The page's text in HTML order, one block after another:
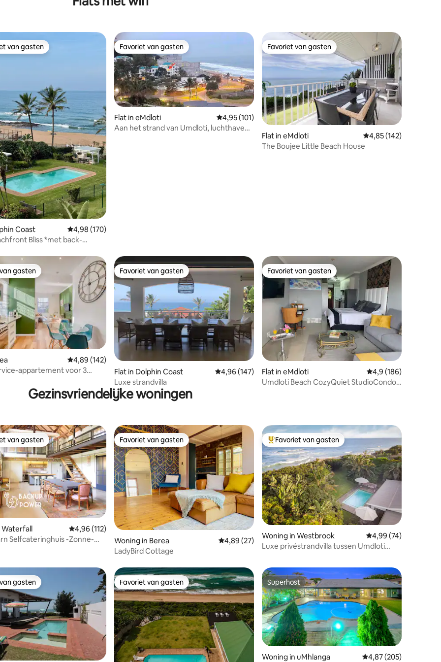
van 4,8 op 5, 145 recensies
van gasten
van gasten
Coast Gemiddelde beoordeling van 4,98 op 5, 170 recensies
4,98 (170)
Bliss *met back-
Favoriet van gasten
Favoriet van gasten
Flat in eMdloti Gemiddelde beoordeling van 4,95 op 5, 101 recensies
4,95 (101)
Aan het strand van Umdloti, luchthaven
Favoriet van gasten
Favoriet van gasten
Flat in eMdloti Gemiddelde
4,85 (142)
The Boujee Little Beach House
van 4,8 op 5, 260 recensies
gasten
gasten
Gemiddelde beoordeling van 4,89 op 5, 142 recensies
4,89 (142)
appartement voor 3
Favoriet van gasten
Favoriet van gasten
Flat in Dolphin Coast Gemiddelde beoordeling van 4,96 op 5, 147 recensies
4,96 (147)
Luxe strandvilla
Favoriet van gasten
Favoriet van gasten
Flat in eMdloti Gemiddelde
4,9 (186)
Umdloti Beach CozyQuiet StudioCondo
Gezinsvriendelijke woningen
van 4,88 op 5, 232 recensies
van gasten
van gasten
Waterfall Gemiddelde beoordeling van 4,96 op 5, 112 recensies
4,96 (112)
Selfcateringhuis -Zonne-
Favoriet van gasten
Favoriet van gasten
Woning in Berea Gemiddelde beoordeling van 4,89 op 5, 27 recensies
4,89 (27)
LadyBird Cottage
Topfavoriet van gasten
Favoriet van gasten
Woning in Westbrook Gemiddelde
4,99 (74)
Luxe privéstrandvilla tussen Umdloti
gasten
gasten Favoriet van gasten
Favoriet van gasten Superhost
Superhost
Woning in uMhlanga Gemiddelde
4,87 (205)